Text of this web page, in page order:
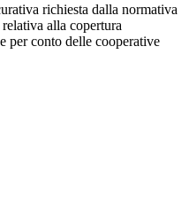
richiesta dalla normativa
alla copertura
per conto delle cooperative